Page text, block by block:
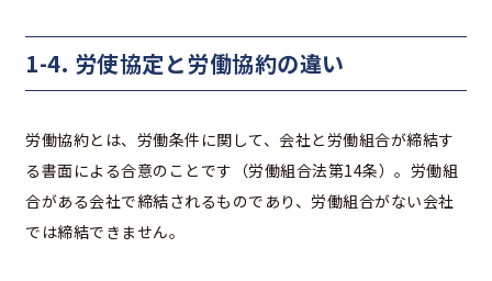
1-4. 労使協定と労働協約の違い
労働協約とは、労働条件に関して、会社と労働組合が締結す
る書面による合意のことです（労働組合法第14条）。労働組
合がある会社で締結されるものであり、労働組合がない会社
では締結できません。